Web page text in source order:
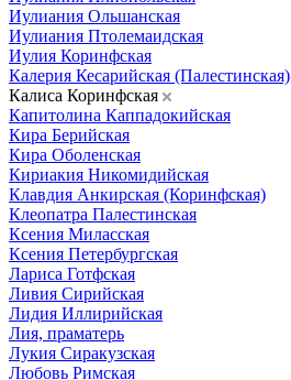
Иулиания Ольшанская
Иулиания Птолемаидская
Иулия Коринфская
Калерия Кесарийская (Палестинская)
Калиса Коринфская
Капитолина Каппадокийская
Кира Берийская
Кира Оболенская
Кириакия Никомидийская
Клавдия Анкирская (Коринфская)
Клеопатра Палестинская
Ксения Миласская
Ксения Петербургская
Лариса Готфская
Ливия Сирийская
Лидия Иллирийская
Лия, праматерь
Лукия Сиракузская
Любовь Римская